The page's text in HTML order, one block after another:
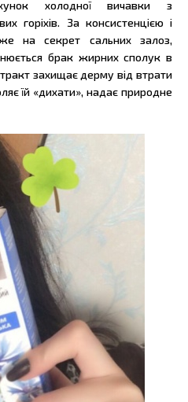
холодної вичавки з
горіхів. За консистенцією і
на секрет сальних залоз,
брак жирних сполук в
захищає дерму від втрати
їй «дихати», надає природне